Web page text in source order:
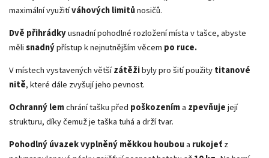
maximální využitíváhových limitůnosičů.
Dvě přihrádkyusnadní pohodlné rozložení místa v tašce, abyste
mělisnadnýpřístup k nejnutnějším věcem po ruce.
V místech vystavených většízátěžibyly pro šití použitytitanové
nitě, které dále zvyšují jeho pevnost.
Ochranný lemchrání tašku před poškozeníma zpevňujejejí
strukturu, díky čemuž je taška tuhá a drží tvar.
Pohodlný úvazek vyplněný měkkou houboua rukojeťz